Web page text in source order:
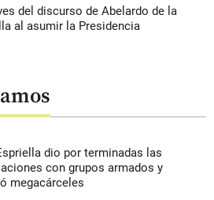
del discurso de Abelardo de la
al asumir la Presidencia
dio por terminadas las
con grupos armados y
megacárceles